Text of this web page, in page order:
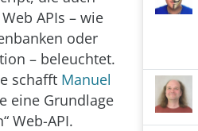
APIs – wie
oder
– beleuchtet.
schafft Manuel
eine Grundlage
Web-API.